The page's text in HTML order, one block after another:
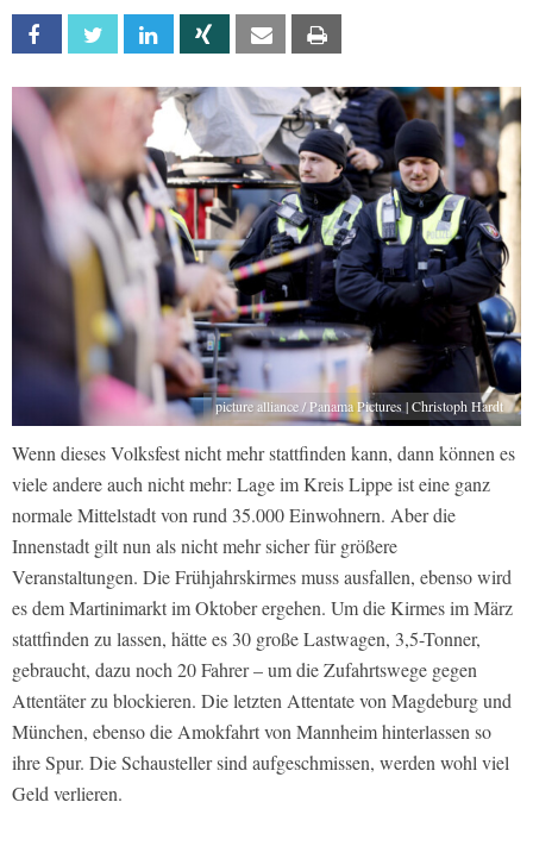
Facebook Twitter Linkedin Xing Email
picture alliance / Panama Pictures | Christoph Hardt
Wenn dieses Volksfest nicht mehr stattfinden kann, dann können es
viele andere auch nicht mehr: Lage im Kreis Lippe ist eine ganz
normale Mittelstadt von rund 35.000 Einwohnern. Aber die
Innenstadt gilt nun als nicht mehr sicher für größere
Veranstaltungen. Die Frühjahrskirmes muss ausfallen, ebenso wird
es dem Martinimarkt im Oktober ergehen. Um die Kirmes im März
stattfinden zu lassen, hätte es 30 große Lastwagen, 3,5-Tonner,
gebraucht, dazu noch 20 Fahrer – um die Zufahrtswege gegen
Attentäter zu blockieren. Die letzten Attentate von Magdeburg und
München, ebenso die Amokfahrt von Mannheim hinterlassen so
ihre Spur. Die Schausteller sind aufgeschmissen, werden wohl viel
Geld verlieren.